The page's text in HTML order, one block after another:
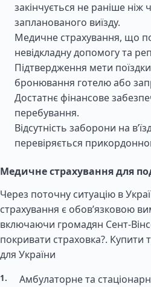
закінчується не раніше ніж
запланованого виїзду.
Медичне страхування, що
невідкладну допомогу та
Підтвердження мети
бронювання готелю або
Достатнє фінансове
перебування.
Відсутність заборони на
перевіряється
Медичне страхування для
Через поточну ситуацію в
страхування є обов’язковою
включаючи громадян Сент-
покривати страховка?. Купити
для України
Амбулаторне та